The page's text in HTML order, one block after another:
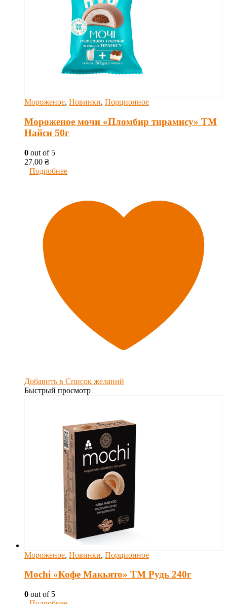
Мороженое, Новинки, Порционное
Мороженое мочи «Пломбир тирамису» ТМ
Найси 50г
0 out of 5
27.00 ₴
Подробнее
Добавить в Список желаний
Быстрый просмотр
Мороженое, Новинки, Порционное
Mochi «Кофе Макьято» ТМ Рудь 240г
0 out of 5